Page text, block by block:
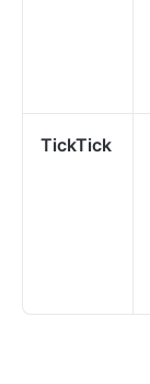
TickTick